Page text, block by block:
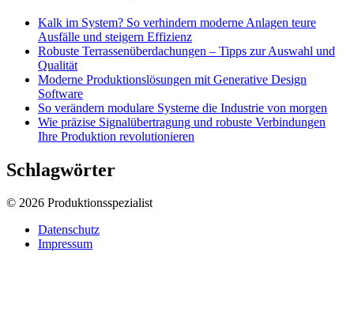
Kalk im System? So verhindern moderne Anlagen teure
Ausfälle und steigern Effizienz
Robuste Terrassenüberdachungen – Tipps zur Auswahl und
Qualität
Moderne Produktionslösungen mit Generative Design
Software
So verändern modulare Systeme die Industrie von morgen
Wie präzise Signalübertragung und robuste Verbindungen
Ihre Produktion revolutionieren
Schlagwörter
© 2026 Produktionsspezialist
Datenschutz
Impressum